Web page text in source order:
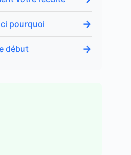
pourquoi →
début →